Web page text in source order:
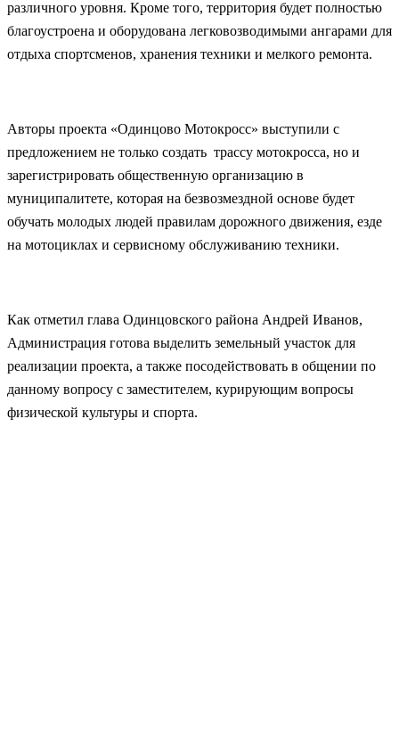
различного уровня. Кроме того, территория будет полностью
благоустроена и оборудована легковозводимыми ангарами для
отдыха спортсменов, хранения техники и мелкого ремонта.
Авторы проекта «Одинцово Мотокросс» выступили с
предложением не только создать трассу мотокросса, но и
зарегистрировать общественную организацию в
муниципалитете, которая на безвозмездной основе будет
обучать молодых людей правилам дорожного движения, езде
на мотоциклах и сервисному обслуживанию техники.
Как отметил глава Одинцовского района Андрей Иванов,
Администрация готова выделить земельный участок для
реализации проекта, а также посодействовать в общении по
данному вопросу с заместителем, курирующим вопросы
физической культуры и спорта.